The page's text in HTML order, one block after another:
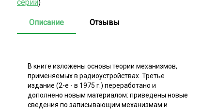
серии)
Описание Отзывы
В книге изложены основы теории механизмов,
применяемых в радиоустройствах. Третье
издание (2-е - в 1975 г.) переработано и
дополнено новым материалом: приведены новые
сведения по записывающим механизмам и